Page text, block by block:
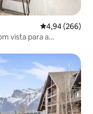
4,94 de uma
4,94 (266)
vista para a